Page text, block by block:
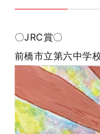
〇JRC賞〇
前橋市立第六中